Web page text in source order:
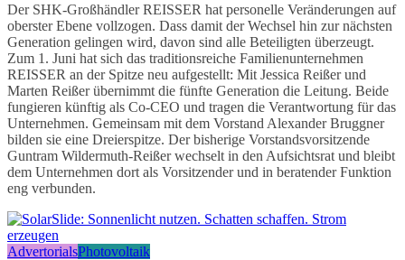
Der SHK-Großhändler REISSER hat personelle Veränderungen auf
oberster Ebene vollzogen. Dass damit der Wechsel hin zur nächsten
Generation gelingen wird, davon sind alle Beteiligten überzeugt.
Zum 1. Juni hat sich das traditionsreiche Familienunternehmen
REISSER an der Spitze neu aufgestellt: Mit Jessica Reißer und
Marten Reißer übernimmt die fünfte Generation die Leitung. Beide
fungieren künftig als Co-CEO und tragen die Verantwortung für das
Unternehmen. Gemeinsam mit dem Vorstand Alexander Bruggner
bilden sie eine Dreierspitze. Der bisherige Vorstandsvorsitzende
Guntram Wildermuth-Reißer wechselt in den Aufsichtsrat und bleibt
dem Unternehmen dort als Vorsitzender und in beratender Funktion
eng verbunden.
AdvertorialsPhotovoltaik